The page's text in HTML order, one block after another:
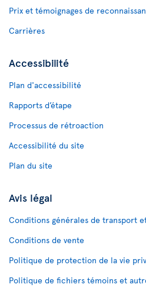
Prix et témoignages de
Carrières
Accessibilité
Plan d'accessibilité
Rapports d’étape
Processus de rétroaction
Accessibilité du site
Plan du site
Avis légal
Conditions générales de transport
Conditions de vente
Politique de protection de la vie
Politique de fichiers témoins et